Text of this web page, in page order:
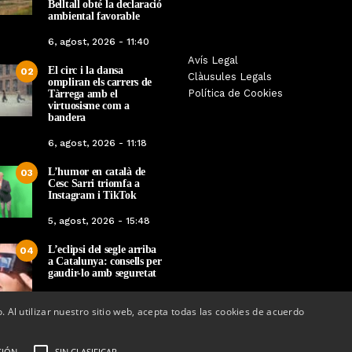
Belltall obté la declaració
ambiental favorable
6, agost, 2026 - 11:40
02
El circ i la dansa
ompliran els carrers de
Tàrrega amb el
virtuosisme com a
bandera
6, agost, 2026 - 11:18
03
L’humor en català de
Cesc Sarri triomfa a
Instagram i TikTok
5, agost, 2026 - 15:48
04
L’eclipsi del segle arriba
a Catalunya: consells per
gaudir-lo amb seguretat
Avís Legal
Clàusules Legals
Política de Cookies
Les Gastrosàvies protagonitzen
una gran trobada al Món Sant
Benet que referma el valor de la
cuina tradicional
27, novembre, 2025 - 08:28
protagonista de la
Cinema Espiritual de
utilizar nuestro sitio web, acepta todas las cookies de acuerdo